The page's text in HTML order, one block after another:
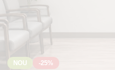
NOU -25%